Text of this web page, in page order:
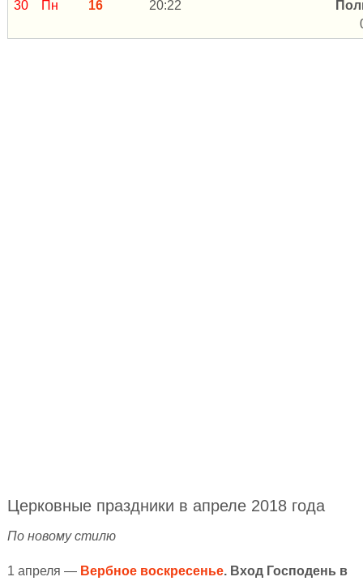
30 Пн 16 20:22
Церковные праздники в апреле 2018 года
По новому стилю
1 апреля — Вербное воскресенье. Вход Господень в